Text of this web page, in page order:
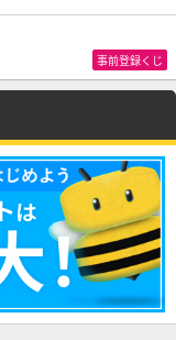
事前登録くじ